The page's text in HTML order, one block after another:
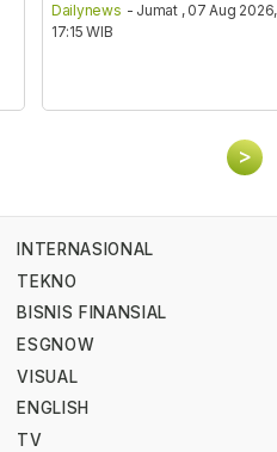
Dailynews - Jumat , 07 Aug 2026,
17:15 WIB
>
INTERNASIONAL
TEKNO
BISNIS FINANSIAL
ESGNOW
VISUAL
ENGLISH
TV